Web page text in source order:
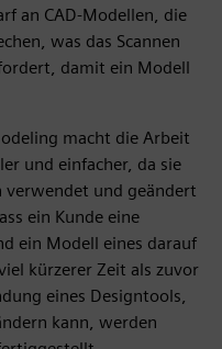
an CAD-Modellen, die
was das Scannen
damit ein Modell
macht die Arbeit
und einfacher, da sie
verwendet und geändert
ein Kunde eine
ein Modell eines darauf
kürzerer Zeit als zuvor
eines Designtools,
kann, werden